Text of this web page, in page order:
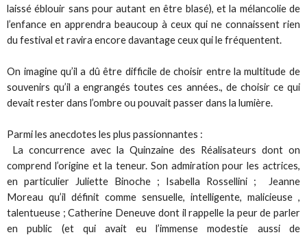
laissé éblouir sans pour autant en être blasé), et la mélancolie de
l’enfance en apprendra beaucoup à ceux qui ne connaissent rien
du festival et ravira encore davantage ceux qui le fréquentent.
On imagine qu’il a dû être difficile de choisir entre la multitude de
souvenirs qu’il a engrangés toutes ces années., de choisir ce qui
devait rester dans l’ombre ou pouvait passer dans la lumière.
Parmi les anecdotes les plus passionnantes :
La concurrence avec la Quinzaine des Réalisateurs dont on
comprend l’origine et la teneur. Son admiration pour les actrices,
en particulier Juliette Binoche ; Isabella Rossellini ; Jeanne
Moreau qu’il définit comme sensuelle, intelligente, malicieuse ,
talentueuse ; Catherine Deneuve dont il rappelle la peur de parler
en public (et qui avait eu l’immense modestie aussi de